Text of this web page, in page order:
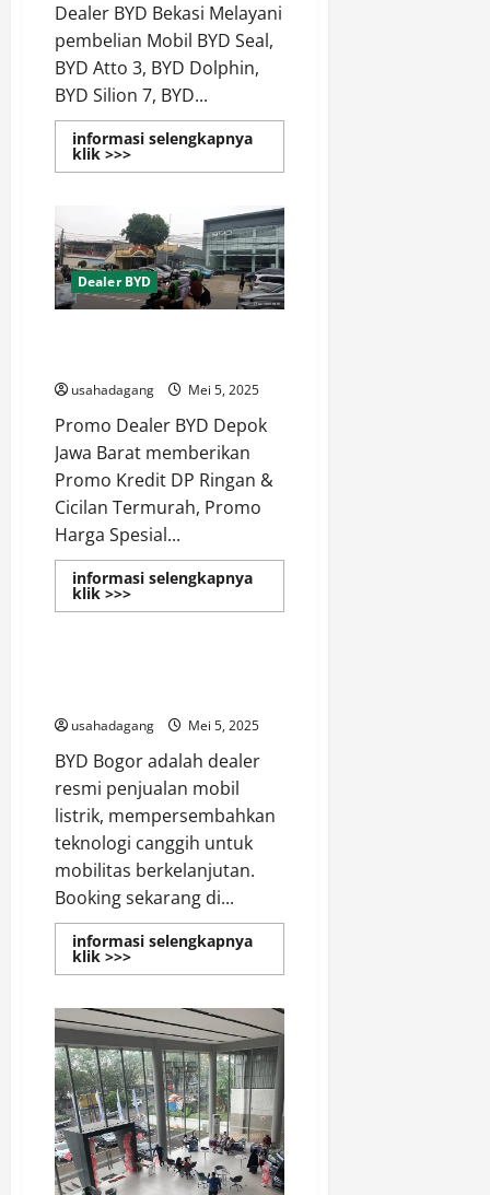
Dealer BYD Bekasi Melayani
pembelian Mobil BYD Seal,
BYD Atto 3, BYD Dolphin,
BYD Silion 7, BYD...
informasi selengkapnya
klik >>>Read
more
BYD
Bekasi
Promo
DP
Murah
Proses
Cepat
Dealer BYD
usahadagang Mei 5, 2025
Promo Dealer BYD Depok
Jawa Barat memberikan
Promo Kredit DP Ringan &
Cicilan Termurah, Promo
Harga Spesial...
informasi selengkapnya
klik >>>Read
more
Termurah
&
Spesial
Dealer BYD
usahadagang Mei 5, 2025
BYD Bogor adalah dealer
resmi penjualan mobil
listrik, mempersembahkan
teknologi canggih untuk
mobilitas berkelanjutan.
Booking sekarang di...
informasi selengkapnya
klik >>>Read
more
Bogor
Official
Dealer
Promo
BYD
Bogor